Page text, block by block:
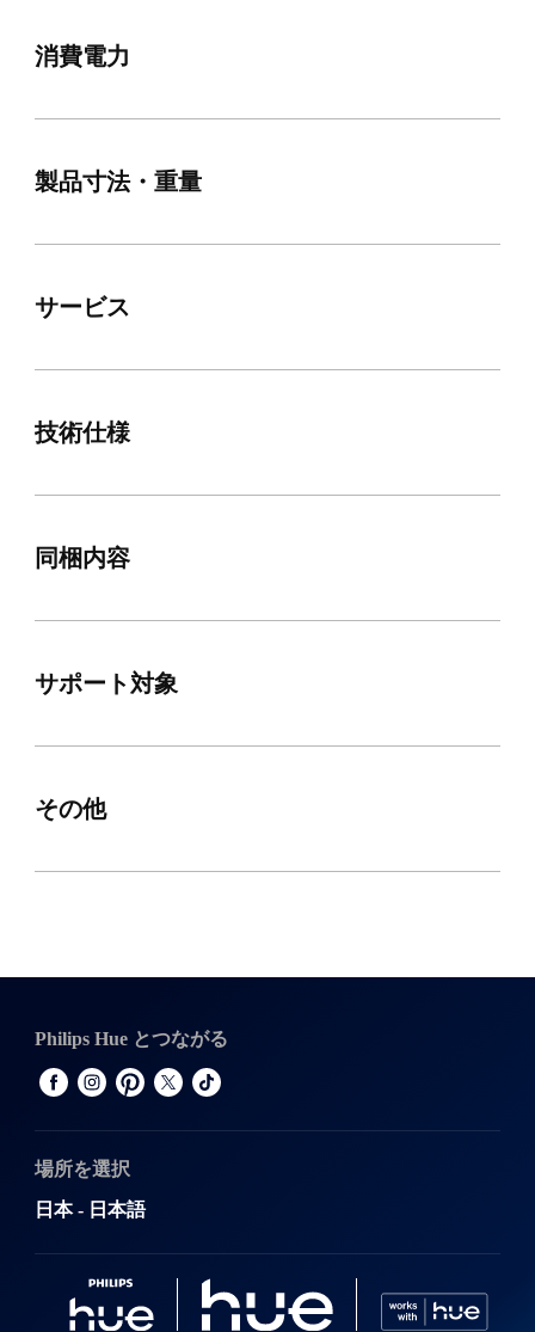
消費電力
製品寸法・重量
サービス
技術仕様
同梱内容
サポート対象
その他
Philips Hue とつながる
場所を選択
日本 - 日本語